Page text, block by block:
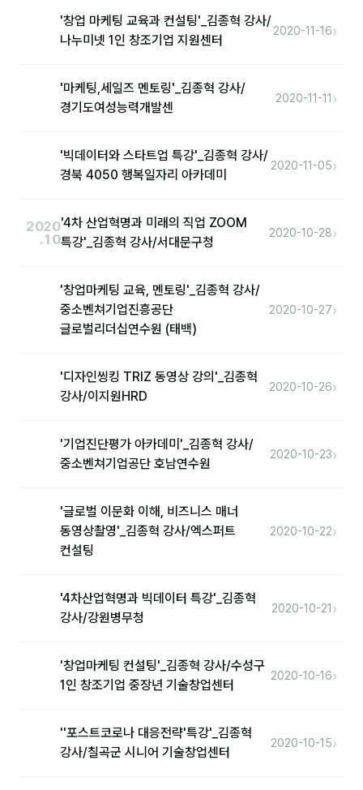
문서자료실
영상자료실
등급 · 포인트
문의
1:1 문의
'창업 마케팅 교육과 컨설팅'_김종혁 강사/
나누미넷 1인 창조기업 지원센터
2020-11-16›
'마케팅,세일즈 멘토링'_김종혁 강사/
경기도여성능력개발센
2020-11-11 ›
'빅데이터와 스타트업 특강'_김종혁 강사/
경북 4050 행복일자리 아카데미
2020-11-05›
2020
.10
'4차 산업혁명과 미래의 직업 ZOOM
특강'_김종혁 강사/서대문구청
2020-10-28›
'창업마케팅 교육, 멘토링'_김종혁 강사/
중소벤쳐기업진흥공단
글로벌리더십연수원 (태백)
2020-10-27›
'디자인씽킹 TRIZ 동영상 강의'_김종혁
강사/이지원HRD
2020-10-26›
'기업진단평가 아카데미'_김종혁 강사/
중소벤쳐기업공단 호남연수원
2020-10-23›
'글로벌 이문화 이해, 비즈니스 매너
동영상촬영'_김종혁 강사/엑스퍼트
컨설팅
2020-10-22›
'4차산업혁명과 빅데이터 특강'_김종혁
강사/강원병무청
2020-10-21 ›
'창업마케팅 컨설팅'_김종혁 강사/수성구
1인 창조기업 중장년 기술창업센터
2020-10-16›
''포스트코로나 대응전략'특강'_김종혁
강사/칠곡군 시니어 기술창업센터
2020-10-15›